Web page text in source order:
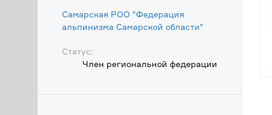
Самарская РОО "Федерация
альпинизма Самарской области"
Статус:
Член региональной федерации